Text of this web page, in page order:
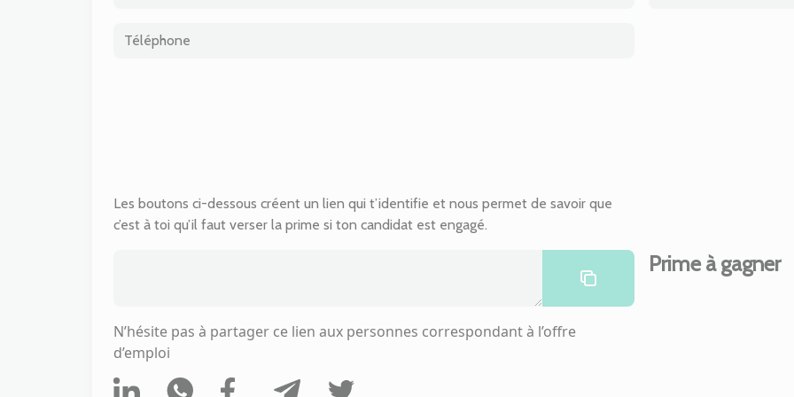
Les boutons ci-dessous créent un lien qui t’identifie et nous permet de savoir que
c’est à toi qu’il faut verser la prime si ton candidat est engagé.
Prime à gagner
N’hésite pas à partager ce lien aux personnes correspondant à l’offre
d’emploi